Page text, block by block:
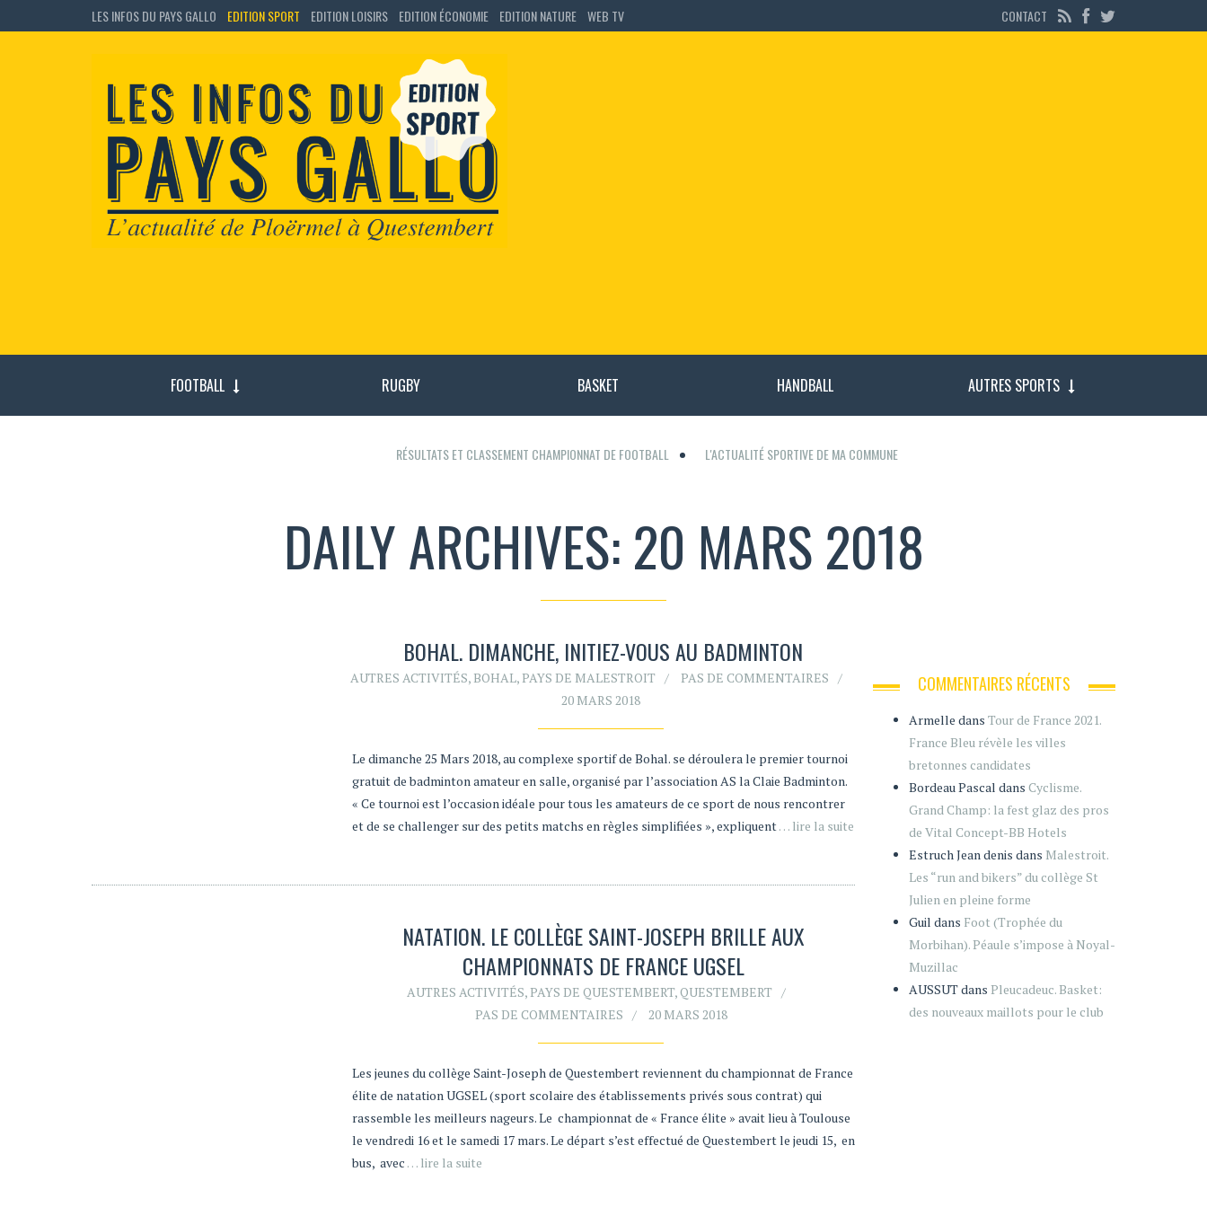
LES INFOS DU PAYS GALLO EDITION SPORT EDITION LOISIRS EDITION ÉCONOMIE EDITION NATURE WEB TV CONTACT
FOOTBALL RUGBY BASKET HANDBALL AUTRES SPORTS
RÉSULTATS ET CLASSEMENT CHAMPIONNAT DE FOOTBALL L'ACTUALITÉ SPORTIVE DE MA COMMUNE
DAILY ARCHIVES: 20 MARS 2018
BOHAL. DIMANCHE, INITIEZ-VOUS AU BADMINTON
AUTRES ACTIVITÉS, BOHAL,PAYS DE MALESTROIT
PAS DE COMMENTAIRES
20 MARS 2018
Le dimanche 25 Mars 2018, au complexe sportif de Bohal. se déroulera le premier tournoi
gratuit de badminton amateur en salle, organisé par l’association AS la Claie Badminton.
« Ce tournoi est l’occasion idéale pour tous les amateurs de ce sport de nous rencontrer
et de se challenger sur des petits matchs en règles simplifiées », expliquent… lire la suite
NATATION. LE COLLÈGE SAINT-JOSEPH BRILLE AUX
CHAMPIONNATS DE FRANCE UGSEL
AUTRES ACTIVITÉS,PAYS DE QUESTEMBERT,QUESTEMBERT
PAS DE COMMENTAIRES
20 MARS 2018
Les jeunes du collège Saint-Joseph de Questembert reviennent du championnat de France
élite de natation UGSEL (sport scolaire des établissements privés sous contrat) qui
rassemble les meilleurs nageurs. Le championnat de « France élite » avait lieu à Toulouse
le vendredi 16 et le samedi 17 mars. Le départ s’est effectué de Questembert le jeudi 15, en
bus, avec … lire la suite
COMMENTAIRES RÉCENTS
Armelle dans Tour de France 2021.
France Bleu révèle les villes
bretonnes candidates
Bordeau Pascal dans Cyclisme.
Grand Champ: la fest glaz des pros
de Vital Concept-BB Hotels
Estruch Jean denis dans Malestroit.
Les “run and bikers” du collège St
Julien en pleine forme
Guil dans Foot (Trophée du
Morbihan). Péaule s’impose à Noyal-
Muzillac
AUSSUTdans Pleucadeuc. Basket:
des nouveaux maillots pour le club